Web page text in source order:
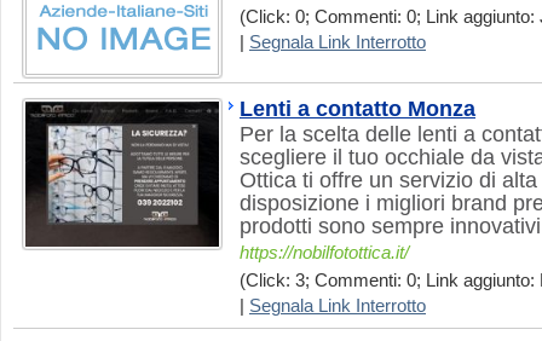
(Click: 0; Commenti: 0; Link aggiunto:
Segnala Link Interrotto
Lenti a contatto Monza
Per la scelta delle lenti a
scegliere il tuo occhiale da
Ottica ti offre un servizio di
disposizione i migliori brand
prodotti sono sempre
https://nobilfotottica.it/
(Click: 3; Commenti: 0; Link aggiunto:
Segnala Link Interrotto